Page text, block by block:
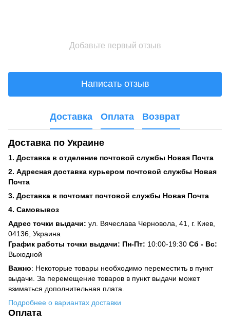
Добавьте первый отзыв
Написать отзыв
Доставка Оплата Возврат
Доставка по Украине
1. Доставка в отделение почтовой службы Новая Почта
2. Адресная доставка курьером почтовой службы Новая
Почта
3. Доставка в почтомат почтовой службы Новая Почта
4. Самовывоз
Адрес точки выдачи: ул. Вячеслава Черновола, 41, г. Киев,
04136, Украина
График работы точки выдачи: Пн-Пт: 10:00-19:30 Сб - Вс:
Выходной
Важно: Некоторые товары необходимо переместить в пункт
выдачи. За перемещение товаров в пункт выдачи может
взиматься дополнительная плата.
Подробнее о вариантах доставки
Оплата